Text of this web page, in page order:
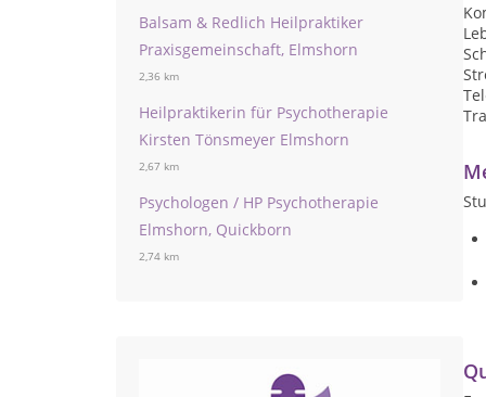
Balsam & Redlich Heilpraktiker
Praxisgemeinschaft, Elmshorn
2,36 km
Heilpraktikerin für Psychotherapie
Kirsten Tönsmeyer Elmshorn
2,67 km
Psychologen / HP Psychotherapie
Elmshorn, Quickborn
2,74 km